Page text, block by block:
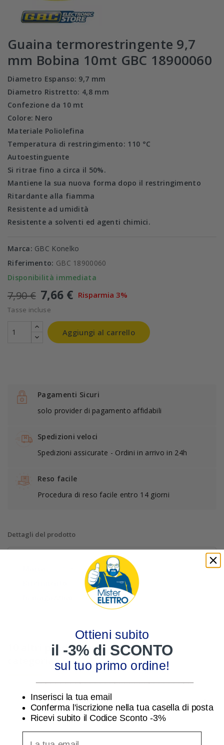
Guaina termorestringente 9,7
mm Bobina 10mt GBC 18900060
Diametro Espanso: 9,7 mm
Diametro Ristretto: 4,8 mm
Confezione da 10 mt
Colore: Nero
Materiale Poliolefina
Temperatura di restringimento: 110 °C
Autoestinguente
Si ritrae fino a circa il 50%.
Mantiene la sua nuova forma dopo il restringimento
Ritardante alla fiamma
Resistente ad umidità
Resistente a solventi ed agenti chimici.
Marca: GBC Konelko
Riferimento: GBC 18900060
Disponibilità immediata
7,90 € 7,66 € Risparmia 3%
Tasse incluse
Aggiungi al carrello
Pagamenti Sicuri
solo provider di pagamento affidabili
Spedizioni veloci
Spedizioni assicurate - Ordini in arrivo in 24h
Reso facile
Procedura di reso facile entro 14 giorni
Dettagli del prodotto
GBC Konelko
GBC 18900060
500 Articoli
10 altri prodotti nella stessa
categoria:
Ottieni subito
il -3% di SCONTO
sul tuo primo ordine!
Inserisci la tua email
Conferma l'iscrizione nella tua casella di posta
Ricevi subito il Codice Sconto -3%